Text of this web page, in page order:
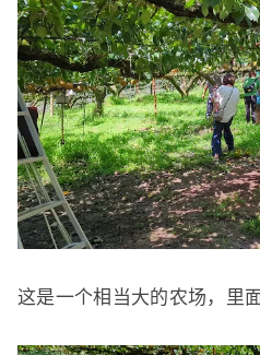
这是一个相当大的农场，里